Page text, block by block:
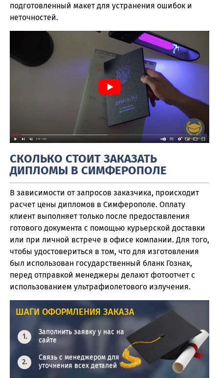
подготовленный макет для устранения ошибок и
неточностей.
СКОЛЬКО СТОИТ ЗАКАЗАТЬ
ДИПЛОМЫ В СИМФЕРОПОЛЕ
В зависимости от запросов заказчика, происходит
расчет цены дипломов в Симферополе. Оплату
клиент выполняет только после предоставления
готового документа с помощью курьерской доставки
или при личной встрече в офисе компании. Для того,
чтобы удостовериться в том, что для изготовления
был использован государственный бланк Гознак,
перед отправкой менеджеры делают фотоотчет с
использованием ультрафиолетового излучения.
ШАГИ ОФОРМЛЕНИЯ ЗАКАЗА
Заполнить заявку у нас на
сайте
Связь с менеджером для
уточнения всех деталей